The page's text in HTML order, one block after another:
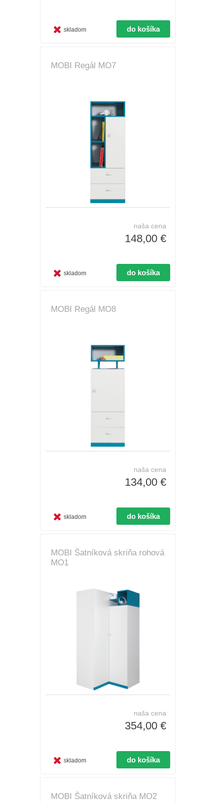
skladom
MOBI Regál MO7
naša cena
148,00 €
skladom
MOBI Regál MO8
naša cena
134,00 €
skladom
MOBI Šatníková skriňa rohová
MO1
naša cena
354,00 €
skladom
MOBI Šatníková skriňa MO2